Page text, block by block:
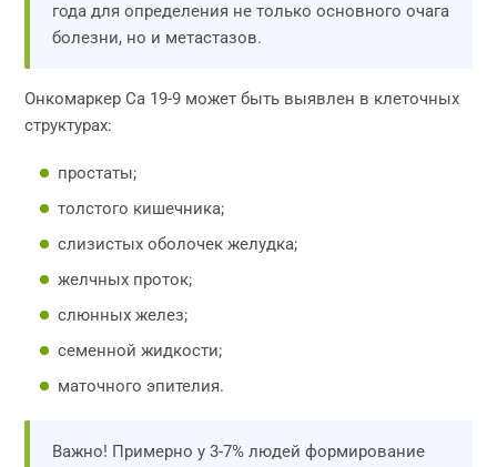
года для определения не только основного очага
болезни, но и метастазов.
Онкомаркер Са 19-9 может быть выявлен в клеточных
структурах:
простаты;
толстого кишечника;
слизистых оболочек желудка;
желчных проток;
слюнных желез;
семенной жидкости;
маточного эпителия.
Важно! Примерно у 3-7% людей формирование